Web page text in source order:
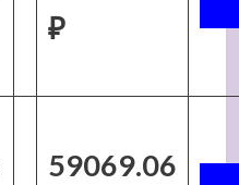
₽
59069.06